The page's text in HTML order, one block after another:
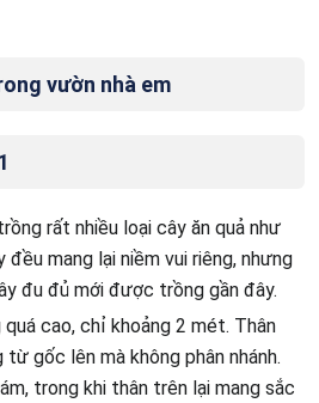
vườn nhà em
rất nhiều loại cây ăn quả như
đều mang lại niềm vui riêng, nhưng
đu đủ mới được trồng gần đây.
cao, chỉ khoảng 2 mét. Thân
gốc lên mà không phân nhánh.
trong khi thân trên lại mang sắc